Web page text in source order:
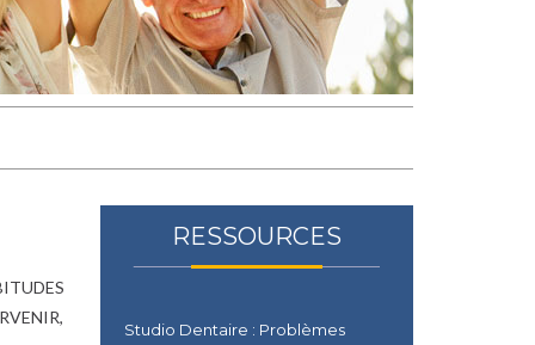
RESSOURCES
Studio Dentaire : Problèmes